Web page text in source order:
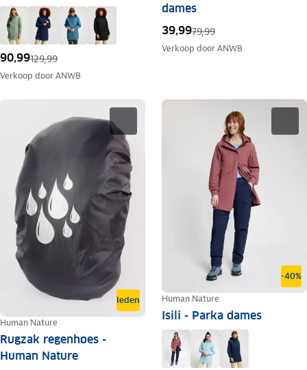
90,99129,99
Verkoop doorANWB
dames
39,9979,99
Verkoop doorANWB
leden
Human Nature
Rugzak regenhoes -
Human Nature
-40%
Human Nature
Isili - Parka dames